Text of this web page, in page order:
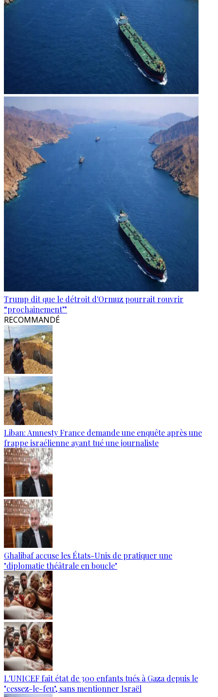
Trump dit que le détroit d'Ormuz pourrait rouvrir
“prochainement”
RECOMMANDÉ
Liban: Amnesty France demande une enquête après une
frappe israélienne ayant tué une journaliste
Ghalibaf accuse les États-Unis de pratiquer une
"diplomatie théâtrale en boucle"
L'UNICEF fait état de 300 enfants tués à Gaza depuis le
"cessez-le-feu", sans mentionner Israël